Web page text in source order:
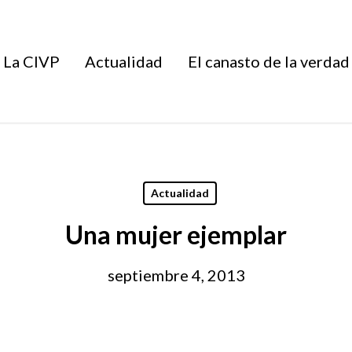
La CIVP Actualidad El canasto de la verdad
Actualidad
Una mujer ejemplar
septiembre 4, 2013